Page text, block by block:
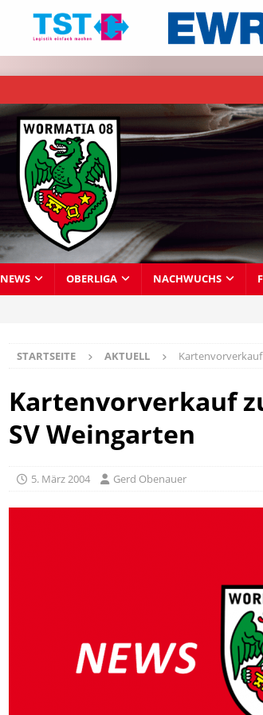
NEWS OBERLIGA NACHWUCHS
STARTSEITE AKTUELL
Kartenvorverkauf
SV Weingarten
5. März 2004 Gerd Obenauer